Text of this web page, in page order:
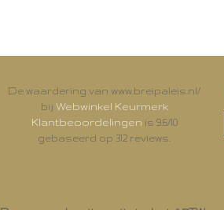
De waardering van www.breipaleis.nl/
bij Webwinkel Keurmerk
Klantbeoordelingen is 9.6/10
gebaseerd op 312 reviews.